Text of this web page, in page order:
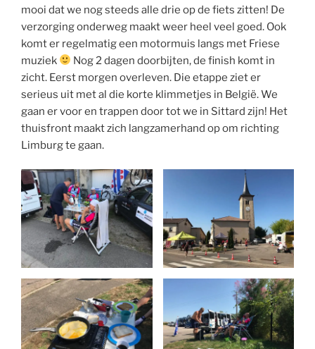
mooi dat we nog steeds alle drie op de fiets zitten! De
verzorging onderweg maakt weer heel veel goed. Ook
komt er regelmatig een motormuis langs met Friese
muziek
Nog 2 dagen doorbijten, de finish komt in
zicht. Eerst morgen overleven. Die etappe ziet er
serieus uit met al die korte klimmetjes in België. We
gaan er voor en trappen door tot we in Sittard zijn! Het
thuisfront maakt zich langzamerhand op om richting
Limburg te gaan.